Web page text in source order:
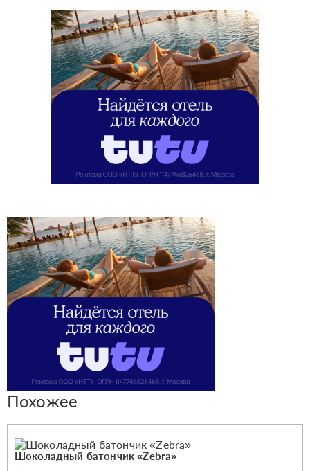
Похожее
Шоколадный батончик «Zebra»